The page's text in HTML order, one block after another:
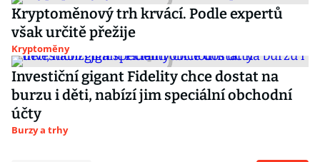
Kryptoměnový trh krvácí. Podle expertů
však určitě přežije
Kryptoměny
Investiční gigant Fidelity chce dostat na
burzu i děti, nabízí jim speciální obchodní
účty
Burzy a trhy